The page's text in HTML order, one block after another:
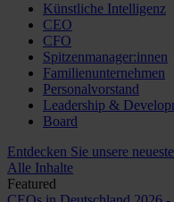
Künstliche Intelligenz
CEO
CFO
Spitzenmanager:innen
Familienunternehmen
Personalvorstand
Leadership &
Board
Entdecken Sie unsere
Alle Inhalte
Featured